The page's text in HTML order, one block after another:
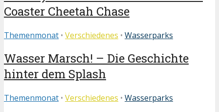
Coaster Cheetah Chase
Themenmonat • Verschiedenes • Wasserparks
Wasser Marsch! – Die Geschichte
hinter dem Splash
Themenmonat • Verschiedenes • Wasserparks